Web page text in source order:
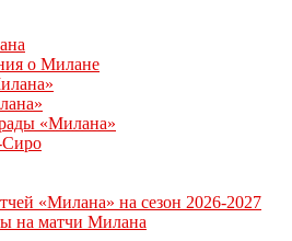
о Милане
«Милана»
Сиро
«Милана» на сезон 2026-2027
на матчи Милана